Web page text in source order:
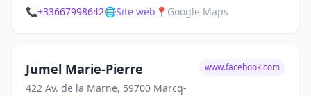
📞+33667998642🌐Site web 📍 Google Maps
Jumel Marie-Pierre
422 Av. de la Marne, 59700 Marcq-
www.facebook.com